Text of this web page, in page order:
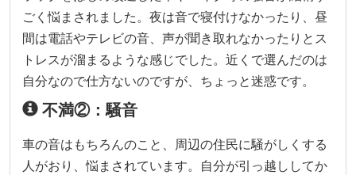
ごく悩まされました。夜は音で寝付けなかったり、昼
間は電話やテレビの音、声が聞き取れなかったりとス
トレスが溜まるような感じでした。近くで選んだのは
自分なので仕方ないのですが、ちょっと迷惑です。
不満②：騒音
車の音はもちろんのこと、周辺の住民に騒がしくする
人がおり、悩まされています。自分が引っ越ししてか